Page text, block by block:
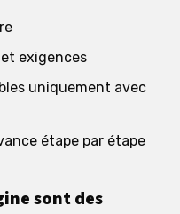
exigences
uniquement avec
étape par étape
sont des